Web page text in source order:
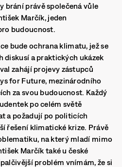
brání právě společená vůle
Marčík, jeden
budoucnost.
bude ochrana klimatu, jež se
diskusí a praktických ukázek
zahájí projevy zástupců
for Future, mezinárodního
za svou budoucnost. Každý
po celém světě
a požadují po politicích
řešení klimatické krize. Právě
na který mladí mimo
Marčík také u české
problém vnímám, že si